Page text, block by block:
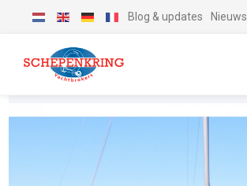
Blog & updates Nieuws